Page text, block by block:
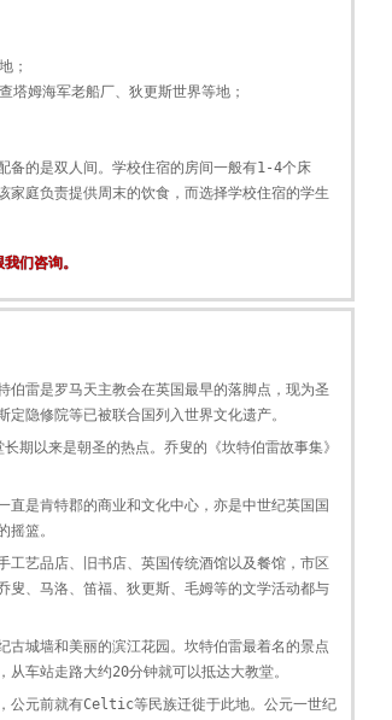
；
姆海军老船厂、狄更斯世界等地；
备的是双人间。学校住宿的房间一般有1-4个床
家庭负责提供周末的饮食，而选择学校住宿的学生
们咨询。
伯雷是罗马天主教会在英国最早的落脚点，现为圣
隐修院等已被联合国列入世界文化遗产。
期以来是朝圣的热点。乔叟的《坎特伯雷故事集》
是肯特郡的商业和文化中心，亦是中世纪英国国
篮。
工艺品店、旧书店、英国传统酒馆以及餐馆，市区
叟、马洛、笛福、狄更斯、毛姆等的文学活动都与
古城墙和美丽的滨江花园。坎特伯雷最着名的景点
车站走路大约20分钟就可以抵达大教堂。
公元前就有Celtic等民族迁徙于此地。公元一世纪